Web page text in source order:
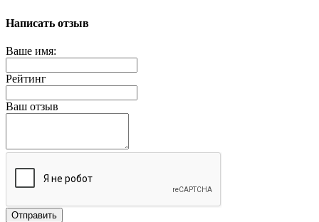
Написать отзыв
Ваше имя:
Рейтинг
Ваш отзыв
Отправить